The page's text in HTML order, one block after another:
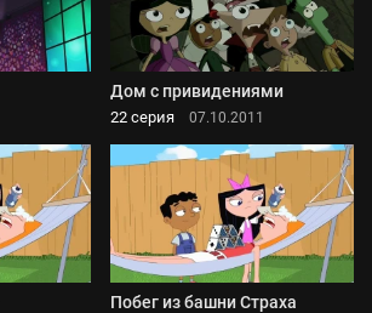
Дом с привидениями
22 серия 07.10.2011
Побег из башни Страха